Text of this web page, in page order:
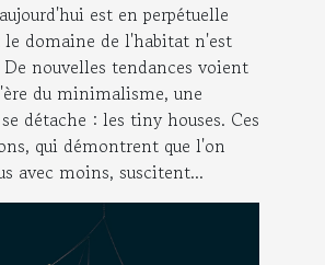
est en perpétuelle
domaine de l'habitat n'est
De nouvelles tendances voient
du minimalisme, une
détache : les tiny houses. Ces
qui démontrent que l'on
avec moins, suscitent...